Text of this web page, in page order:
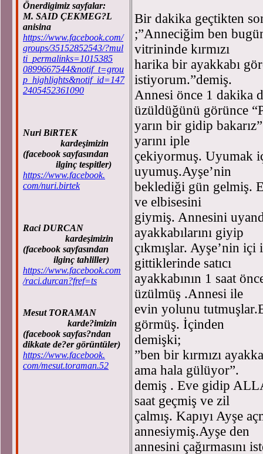
Önerdigimiz sayfalar:
M. SAID ÇEKMEG?L
anisina
https://www.facebook.com/
groups/35152852543/?mul
ti_permalinks=1015385
0899667544&notif_t=grou
p_highlights&notif_id=147
2405452361090
Nuri BiRTEK
kardeşimizin
(facebook sayfasından
ilginç tespitler)
https://www.facebook.
com/nuri.birtek
Raci DURCAN
kardeşimizin
(facebook sayfasından
ilginç tahliller)
https://www.facebook.com
/raci.durcan?fref=ts
Mesut TORAMAN
karde?imizin
(facebook sayfas?ndan
dikkate de?er görüntüler)
https://www.facebook.
com/mesut.toraman.52
Bir dakika geçtikten
;”Anneciğim ben
vitrininde kırmızı
harika bir ayakkabı
istiyorum.”demiş.
Annesi önce 1 dakika
üzüldüğünü görünce
yarın bir gidip
yarını iple
çekiyormuş. Uyumak
uyumuş.Ayşe’nin
beklediği gün gelmiş.
ve elbisesini
giymiş. Annesini
ayakkabılarını giyip
çıkmışlar. Ayşe’nin içi
gittiklerinde satıcı
ayakkabının 1 saat
üzülmüş .Annesi ile
evin yolunu
görmüş. İçinden
demişki;
”ben bir kırmızı
ama hala gülüyor”.
demiş . Eve gidip
saat geçmiş ve zil
çalmış. Kapıyı Ayşe
annesiymiş.Ayşe den
annesini çağırmasını